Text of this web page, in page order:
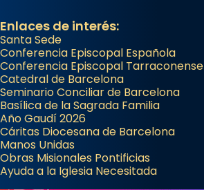
Enlaces de interés:
Santa Sede
Conferencia Episcopal Española
Conferencia Episcopal Tarraconense
Catedral de Barcelona
Seminario Conciliar de Barcelona
Basílica de la Sagrada Familia
Año Gaudí 2026
Cáritas Diocesana de Barcelona
Manos Unidas
Obras Misionales Pontificias
Ayuda a la Iglesia Necesitada